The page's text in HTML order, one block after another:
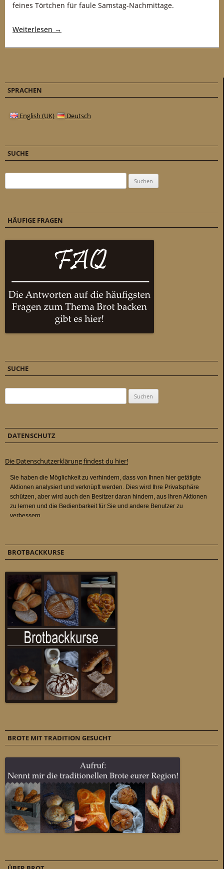
feines Törtchen für faule Samstag-Nachmittage.
Weiterlesen →
SPRACHEN
English (UK) Deutsch
SUCHE
HÄUFIGE FRAGEN
SUCHE
DATENSCHUTZ
Die Datenschutzerklärung findest du hier!
BROTBACKKURSE
BROTE MIT TRADITION GESUCHT